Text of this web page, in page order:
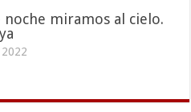
noche miramos al cielo.